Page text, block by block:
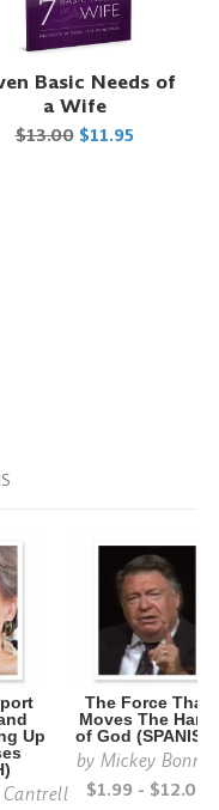
Basic Needs of
a Wife
$13.00 $11.95
Up
The Force That
Moves The Hand
of God (SPANISH)
by Mickey Bonner
$1.99 - $12.00